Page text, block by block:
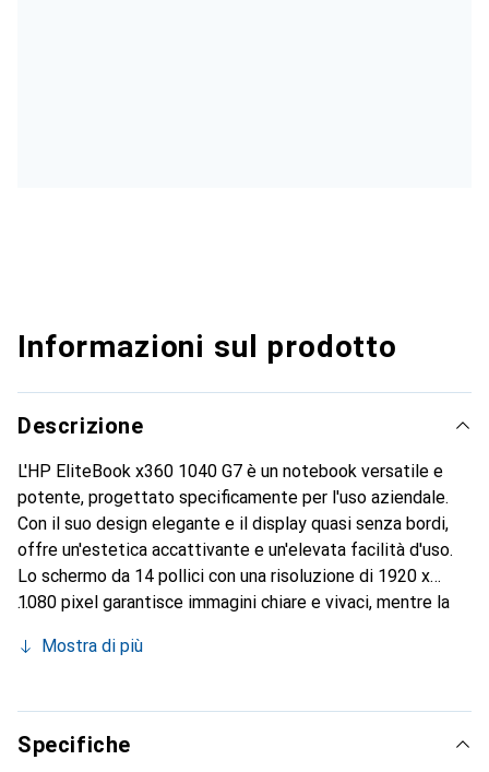
Informazioni sul prodotto
Descrizione
L'HP EliteBook x360 1040 G7 è un notebook versatile e
potente, progettato specificamente per l'uso aziendale.
Con il suo design elegante e il display quasi senza bordi,
offre un'estetica accattivante e un'elevata facilità d'uso.
Lo schermo da 14 pollici con una risoluzione di 1920 x
1080 pixel garantisce immagini chiare e vivaci, mentre la
processore Intel Core i5-10210U e 16 GB di RAM, questo
applicazioni aziendali. Il SSD da 512 GB offre spazio
sufficiente per documenti e programmi, mentre le opzioni
di connessione wireless come Wi-Fi e Bluetooth
Mostra di più
Specifiche